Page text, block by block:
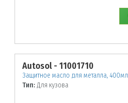
Autosol - 11001710
Защитное масло для металла, 400мл
Тип: Для кузова